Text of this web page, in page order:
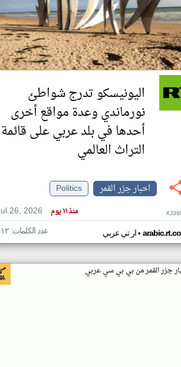
اليونيسكو تدرج شواطئ
نورماندي وعدة مواقع أخرى
أحدها في بلد عربي على قائمة
التراث العالمي
اخبار جزر القمر
Politics
26, 2026
منذ ١١ يوم
ار تي عربي• عدد الكلمات: ٤١٢
جزر القمر من بي بي سي عربي